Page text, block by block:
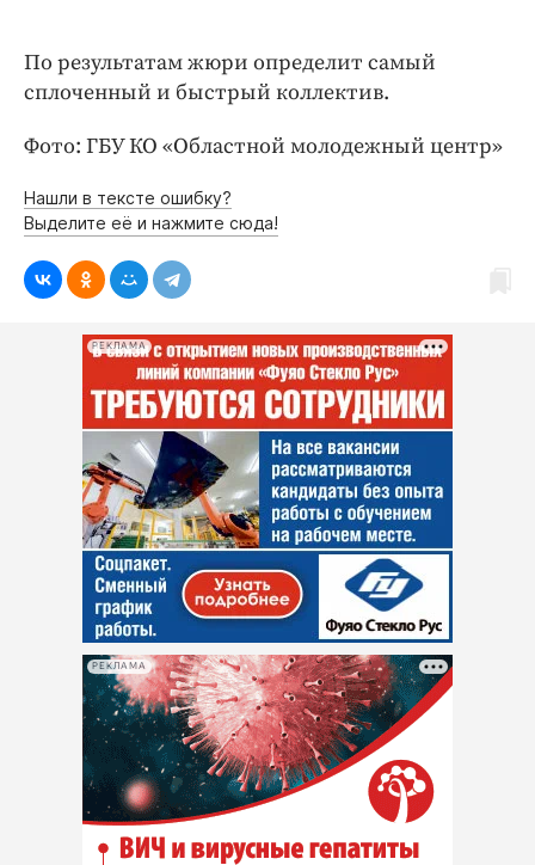
По результатам жюри определит самый
сплоченный и быстрый коллектив.
Фото: ГБУ КО «Областной молодежный центр»
Нашли в тексте ошибку?
Выделите её и нажмите сюда!
РЕКЛАМА
РЕКЛАМА